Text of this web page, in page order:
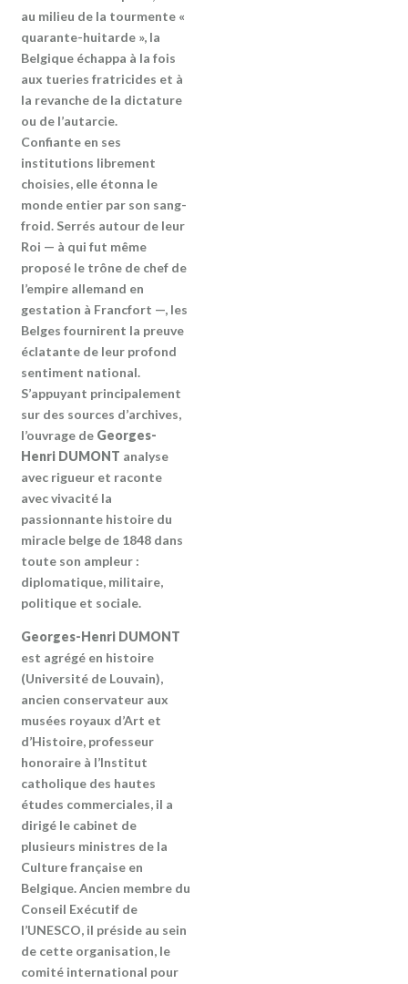
au milieu de la tourmente «
quarante-huitarde », la
Belgique échappa à la fois
aux tueries fratricides et à
la revanche de la dictature
ou de l’autarcie.
Confiante en ses
institutions librement
choisies, elle étonna le
monde entier par son sang-
froid. Serrés autour de leur
Roi — à qui fut même
proposé le trône de chef de
l’empire allemand en
gestation à Francfort —, les
Belges fournirent la preuve
éclatante de leur profond
sentiment national.
S’appuyant principalement
sur des sources d’archives,
l’ouvrage de Georges-
Henri DUMONT analyse
avec rigueur et raconte
avec vivacité la
passionnante histoire du
miracle belge de 1848 dans
toute son ampleur :
diplomatique, militaire,
politique et sociale.
Georges-Henri DUMONT
est agrégé en histoire
(Université de Louvain),
ancien conservateur aux
musées royaux d’Art et
d’Histoire, professeur
honoraire à l’Institut
catholique des hautes
études commerciales, il a
dirigé le cabinet de
plusieurs ministres de la
Culture française en
Belgique. Ancien membre du
Conseil Exécutif de
l’UNESCO, il préside au sein
de cette organisation, le
comité international pour